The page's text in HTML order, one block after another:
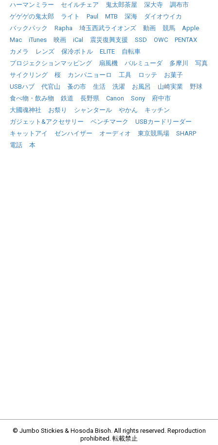
ハーマンミラー
セイルチェア 鬼太郎茶屋 深大寺
調布市
ゲゲゲの鬼太郎
ライト Paul MTB 深海
ダイオウイカ
バックパック
Rapha 埼玉西武ライオンズ 動画 競馬
Apple
Mac
iTunes 映画 iCal 震災復興支援 SSD OWC
PENTAX
カメラ
レンズ 保冷ボトル ELITE
自転車
プロジェクションマッピング
扇風機 バルミューダ 多摩川
写真
サイクリング
桜 カンパニョーロ 工具 ロッテ
お菓子
USBハブ
代官山 蚤の市 生活 洗濯 お風呂 山崎実業
野球
食べ物・飲み物
鉄道 長野県 Canon Sony
府中市
大國魂神社
お祭り シャンタール やかん
キッチン
ガジェット&アクセサリー
ベンチマーク
USBカードリーダー
キャットアイ
ゼンハイザー オーディオ 東京競馬場
SHARP
電話
本
© Jumbo Stickies & Hosoda Bisoh. All rights reserved. Reproduction
prohibited. 転載禁止